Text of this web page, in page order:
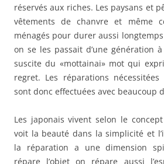
réservés aux riches. Les paysans et
vêtements de chanvre et même
ménagés pour durer aussi
on se les passait d’une génération
suscite du «mottainai» mot qui
regret. Les réparations
sont donc effectuées avec beaucoup
Les japonais vivent selon le
voit la beauté dans la simplicité et
la réparation a une dimension
répare l’objet on répare aussi